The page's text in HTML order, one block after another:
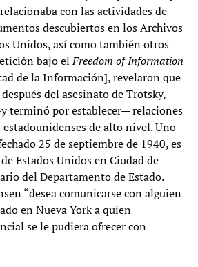
con las actividades de
descubiertos en los Archivos
Unidos, así como también otros
bajo elFreedom of Information
de la Información], revelaron que
del asesinato de Trotsky,
terminó por establecer— relaciones
estadounidenses de alto nivel. Uno
25 de septiembre de 1940, es
Estados Unidos en Ciudad de
del Departamento de Estado.
“desea comunicarse con alguien
en Nueva York a quien
se le pudiera ofrecer con